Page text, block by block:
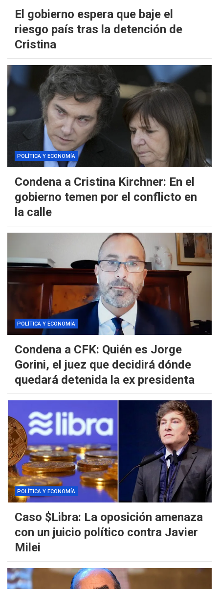
El gobierno espera que baje el
riesgo país tras la detención de
Cristina
POLÍTICA Y ECONOMÍA
Condena a Cristina Kirchner: En el
gobierno temen por el conflicto en
la calle
POLÍTICA Y ECONOMÍA
Condena a CFK: Quién es Jorge
Gorini, el juez que decidirá dónde
quedará detenida la ex presidenta
POLÍTICA Y ECONOMÍA
Caso $Libra: La oposición amenaza
con un juicio político contra Javier
Milei